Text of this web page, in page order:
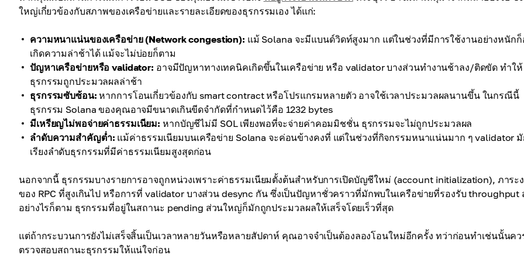
ใหญ่เกี่ยวข้องกับสภาพของเครือข่ายและรายละเอียดของธุรกรรมเอง ได้แก่:
ความหนาแน่นของเครือข่าย (Network congestion): แม้ Solana จะมีแบนด์วิดท์สูงมาก แต่ในช่วงที่มีการใช้งานอย่างหนักก็
เกิดความล่าช้าได้ แม้จะไม่บ่อยก็ตาม
ปัญหาเครือข่ายหรือ validator: อาจมีปัญหาทางเทคนิคเกิดขึ้นในเครือข่าย หรือ validator บางส่วนทำงานช้าลง/ติดขัด ทำให้
ธุรกรรมถูกประมวลผลล่าช้า
ธุรกรรมซับซ้อน: หากการโอนเกี่ยวข้องกับ smart contract หรือโปรแกรมหลายตัว อาจใช้เวลาประมวลผลนานขึ้น ในกรณีนี้
ธุรกรรม Solana ของคุณอาจมีขนาดเกินขีดจำกัดที่กำหนดไว้คือ 1232 bytes
มีเหรียญไม่พอจ่ายค่าธรรมเนียม: หากบัญชีไม่มี SOL เพียงพอที่จะจ่ายค่าคอมมิชชั่น ธุรกรรมจะไม่ถูกประมวลผล
ลำดับความสำคัญต่ำ: แม้ค่าธรรมเนียมบนเครือข่าย Solana จะค่อนข้างคงที่ แต่ในช่วงที่กิจกรรมหนาแน่นมาก ๆ validator มั
เรียงลำดับธุรกรรมที่มีค่าธรรมเนียมสูงสุดก่อน
นอกจากนี้ ธุรกรรมบางรายการอาจถูกหน่วงเพราะค่าธรรมเนียมตั้งต้นสำหรับการเปิดบัญชีใหม่ (account initialization), ภาระ
ของ RPC ที่สูงเกินไป หรือการที่ validator บางส่วน desync กัน ซึ่งเป็นปัญหาชั่วคราวที่มักพบในเครือข่ายที่รองรับ throughput
อย่างไรก็ตาม ธุรกรรมที่อยู่ในสถานะ pending ส่วนใหญ่ก็มักถูกประมวลผลให้เสร็จโดยเร็วที่สุด
แต่ถ้ากระบวนการยังไม่เสร็จสิ้นเป็นเวลาหลายวันหรือหลายสัปดาห์ คุณอาจจำเป็นต้องลองโอนใหม่อีกครั้ง ทว่าก่อนทำเช่นนั้นคว
ตรวจสอบสถานะธุรกรรมให้แน่ใจก่อน